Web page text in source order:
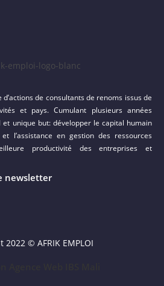
de consultants de renoms issus de
et pays. Cumulant plusieurs années
et unique but: développer le capital humain
l’assistance en gestion des ressources
productivité des entreprises et
newsletter
2022 © AFRIK EMPLOI